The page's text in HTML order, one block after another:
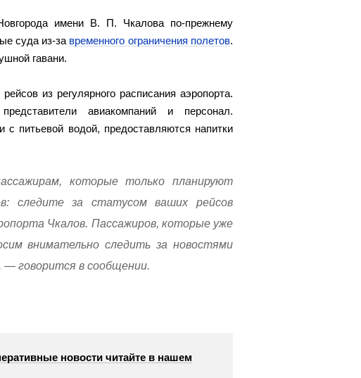
имени В. П. Чкалова по-прежнему
суда из-за временного ограничения полетов.
гавани.
из регулярного расписания аэропорта.
авиакомпаний и персонал.
питьевой водой, предоставляются напитки
которые только планируют
следите за статусом ваших рейсов
Чкалов. Пассажиров, которые уже
внимательно следить за новостями
— говорится в сообщении.
новости читайте в нашем